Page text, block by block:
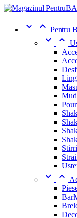
  Pentru
 
 